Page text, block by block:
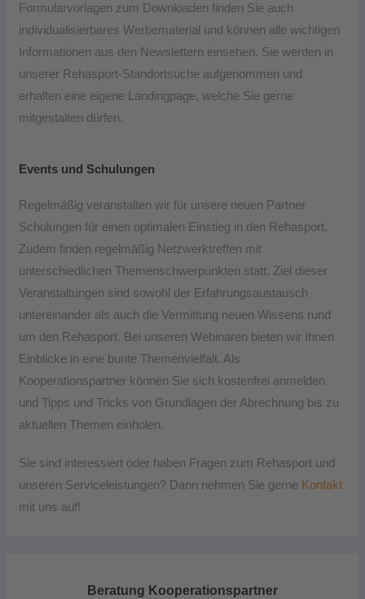
Formularvorlagen zum Downloaden finden Sie auch
individualisierbares Werbematerial und können alle wichtigen
Informationen aus den Newslettern einsehen. Sie werden in
unserer Rehasport-Standortsuche aufgenommen und
erhalten eine eigene Landingpage, welche Sie gerne
mitgestalten dürfen.
Events und Schulungen
Regelmäßig veranstalten wir für unsere neuen Partner
Schulungen für einen optimalen Einstieg in den Rehasport.
Zudem finden regelmäßig Netzwerktreffen mit
unterschiedlichen Themenschwerpunkten statt. Ziel dieser
Veranstaltungen sind sowohl der Erfahrungsaustausch
untereinander als auch die Vermittung neuen Wissens rund
um den Rehasport. Bei unseren Webinaren bieten wir Ihnen
Einblicke in eine bunte Themenvielfalt. Als
Kooperationspartner können Sie sich kostenfrei anmelden
und Tipps und Tricks von Grundlagen der Abrechnung bis zu
aktuellen Themen einholen.
Sie sind interessiert oder haben Fragen zum Rehasport und
unseren Serviceleistungen? Dann nehmen Sie gerne Kontakt
mit uns auf!
Beratung Kooperationspartner